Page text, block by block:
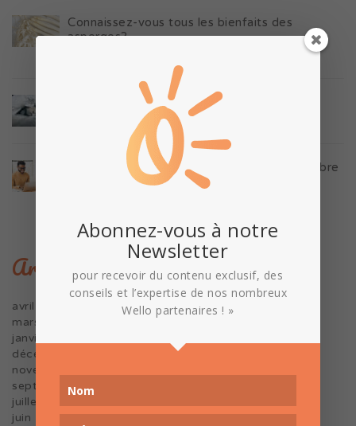
Connaissez-vous tous les bienfaits des
asperges?
9 conseils pour bien dormir
17 mars 2023
Homeworking : 5 conseils pour gérer l’équilibre
entre vie professionnelle et privée
Archives
avril 2023
mars 2023
janvier 2023
décembre 2022
novembre 2022
septembre 2022
juillet 2022
juin 2022
Abonnez-vous à notre
Newsletter
pour recevoir du contenu exclusif, des
conseils et l’expertise de nos nombreux
Wello partenaires ! »